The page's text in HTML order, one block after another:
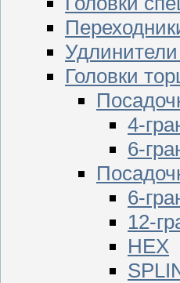
Головки
4-
6-
6-
12-
HEX